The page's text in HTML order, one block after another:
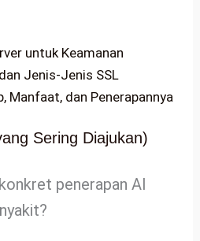
untuk Keamanan
Jenis-Jenis SSL
Manfaat, dan Penerapannya
Sering Diajukan)
penerapan AI